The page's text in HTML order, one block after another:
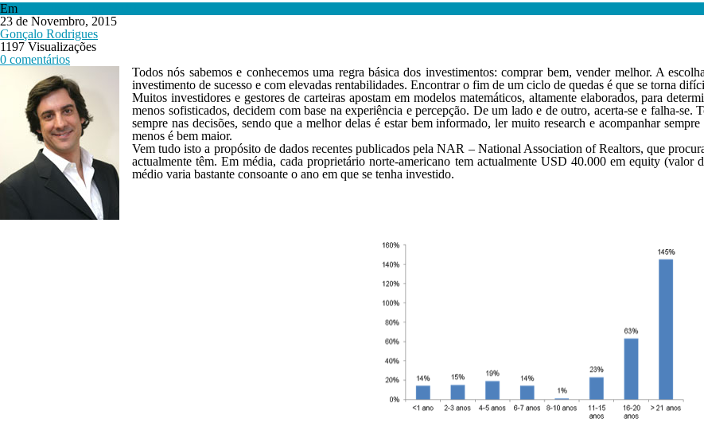
Em
23 de Novembro, 2015
Gonçalo Rodrigues
1197 Visualizações
0 comentários
Todos nós sabemos e conhecemos uma regra básica dos investimentos: comprar bem, vender melhor. A
investimento de sucesso e com elevadas rentabilidades. Encontrar o fim de um ciclo de quedas é que se torna
Muitos investidores e gestores de carteiras apostam em modelos matemáticos, altamente elaborados, para
menos sofisticados, decidem com base na experiência e percepção. De um lado e de outro, acerta-se e falha-
sempre nas decisões, sendo que a melhor delas é estar bem informado, ler muito research e acompanhar
menos é bem maior.
Vem tudo isto a propósito de dados recentes publicados pela NAR – National Association of Realtors, que
actualmente têm. Em média, cada proprietário norte-americano tem actualmente USD 40.000 em equity (valor
médio varia bastante consoante o ano em que se tenha investido.